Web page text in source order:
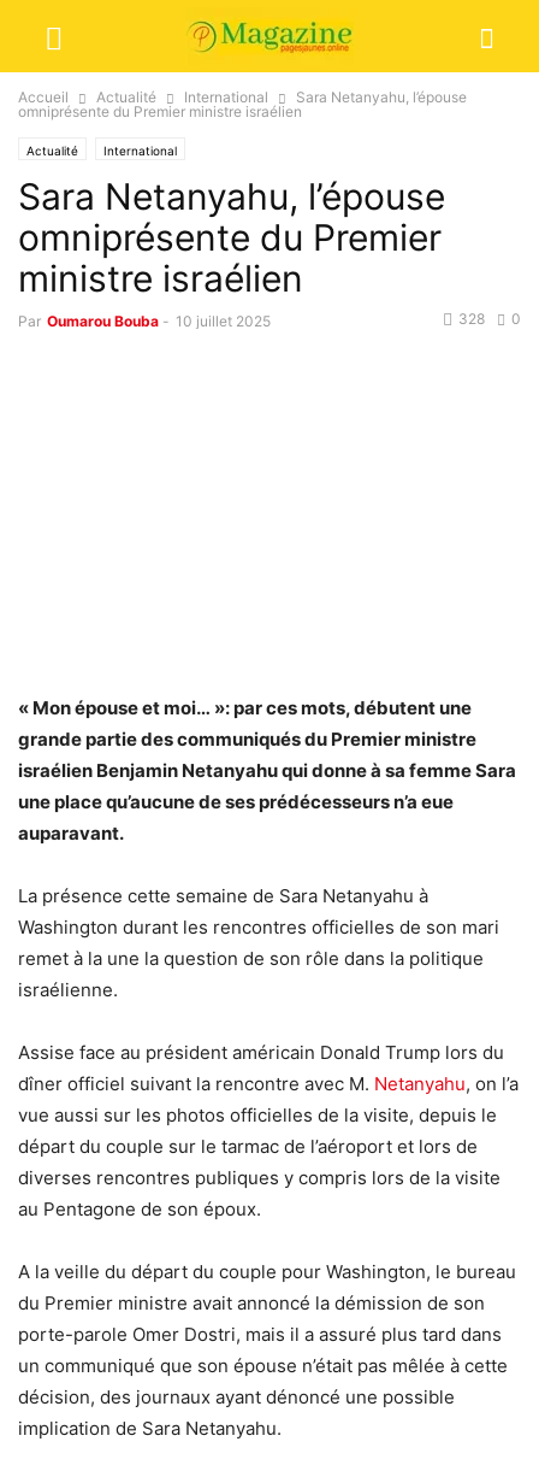
Accueil Actualité International
Sara Netanyahu, l’épouse
omniprésente du Premier ministre israélien
Actualité International
Sara Netanyahu, l’épouse
omniprésente du Premier
ministre israélien
Par Oumarou Bouba - 10 juillet 2025 0
328
« Mon épouse et moi… »: par ces mots, débutent une
grande partie des communiqués du Premier ministre
israélien Benjamin Netanyahu qui donne à sa femme Sara
une place qu’aucune de ses prédécesseurs n’a eue
auparavant.
La présence cette semaine de Sara Netanyahu à
Washington durant les rencontres officielles de son mari
remet à la une la question de son rôle dans la politique
israélienne.
Assise face au président américain Donald Trump lors du
dîner officiel suivant la rencontre avec M. Netanyahu, on l’a
vue aussi sur les photos officielles de la visite, depuis le
départ du couple sur le tarmac de l’aéroport et lors de
diverses rencontres publiques y compris lors de la visite
au Pentagone de son époux.
A la veille du départ du couple pour Washington, le bureau
du Premier ministre avait annoncé la démission de son
porte-parole Omer Dostri, mais il a assuré plus tard dans
un communiqué que son épouse n’était pas mêlée à cette
décision, des journaux ayant dénoncé une possible
implication de Sara Netanyahu.